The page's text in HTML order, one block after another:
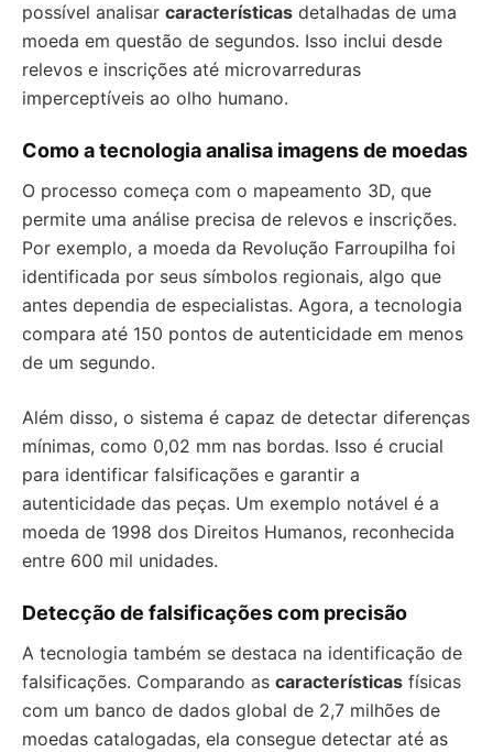
possível analisar características detalhadas de uma
moeda em questão de segundos. Isso inclui desde
relevos e inscrições até microvarreduras
imperceptíveis ao olho humano.
Como a tecnologia analisa imagens de moedas
O processo começa com o mapeamento 3D, que
permite uma análise precisa de relevos e inscrições.
Por exemplo, a moeda da Revolução Farroupilha foi
identificada por seus símbolos regionais, algo que
antes dependia de especialistas. Agora, a tecnologia
compara até 150 pontos de autenticidade em menos
de um segundo.
Além disso, o sistema é capaz de detectar diferenças
mínimas, como 0,02 mm nas bordas. Isso é crucial
para identificar falsificações e garantir a
autenticidade das peças. Um exemplo notável é a
moeda de 1998 dos Direitos Humanos, reconhecida
entre 600 mil unidades.
Detecção de falsificações com precisão
A tecnologia também se destaca na identificação de
falsificações. Comparando as características físicas
com um banco de dados global de 2,7 milhões de
moedas catalogadas, ela consegue detectar até as